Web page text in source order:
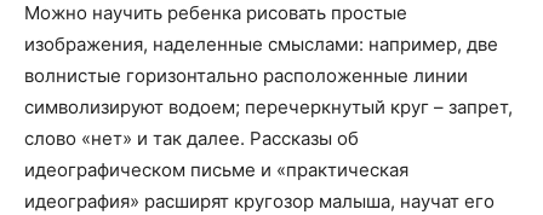
Можно научить ребенка рисовать простые
изображения, наделенные смыслами: например, две
волнистые горизонтально расположенные линии
символизируют водоем; перечеркнутый круг – запрет,
слово «нет» и так далее. Рассказы об
идеографическом письме и «практическая
идеография» расширят кругозор малыша, научат его